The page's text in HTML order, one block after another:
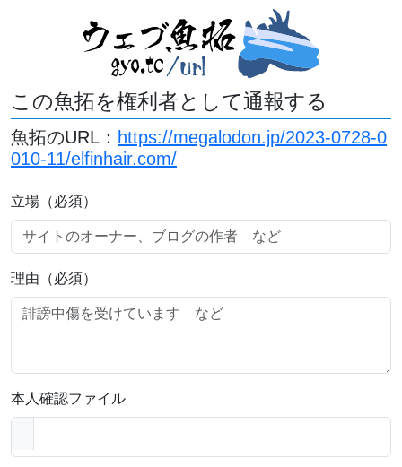
この魚拓を権利者として通報する
魚拓のURL： https://megalodon.jp/2023-0728-0
010-11/elfinhair.com/
立場（必須）
理由（必須）
本人確認ファイル